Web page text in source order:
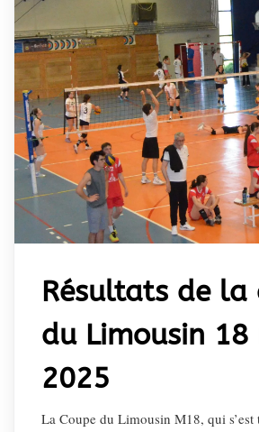
Résultats de la
du Limousin 18
2025
La Coupe du Limousin M18, qui s’est